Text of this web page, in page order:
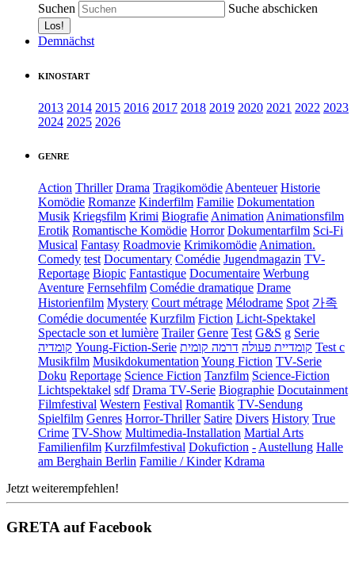
Suchen Suche abschicken
Demnächst
KINOSTART
2013 2014 2015 2016 2017 2018 2019 2020 2021 2022 2023
2024 2025 2026
GENRE
Action Thriller Drama TragikomödieAbenteuer Historie
Komödie Romanze Kinderfilm Familie Dokumentation
Musik Kriegsfilm Krimi BiografieAnimationAnimationsfilm
Erotik Romantische Komödie Horror Dokumentarfilm Sci-Fi
Musical Fantasy Roadmovie KrimikomödieAnimation.
Comedy test Documentary Comédie Jugendmagazin TV-
Reportage Biopic Fantastique Documentaire Werbung
Aventure Fernsehfilm Comédie dramatique Drame
Historienfilm Mystery Court métrage Mélodrame Spot 가족
Comédie documentée Kurzfilm Fiction Licht-Spektakel
Spectacle son et lumière Trailer Genre Test G&S g Serie
קומדיה Young-Fiction-Serie קומדיית פעולה דרמה קומית
Test c
Musikfilm MusikdokumentationYoung Fiction TV-Serie
Doku Reportage Science Fiction Tanzfilm Science-Fiction
Lichtspektakel sdf Drama TV-Serie Biographie Docutainment
Filmfestival Western Festival Romantik TV-Sendung
Spielfilm Genres Horror-Thriller Satire Divers History True
Crime TV-Show Multimedia-Installation Martial Arts
Familienfilm Kurzfilmfestival Dokufiction -Austellung Halle
am Berghain Berlin Familie / Kinder Kdrama
Jetzt weiterempfehlen!
GRETA auf Facebook